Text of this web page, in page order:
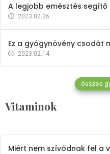
A legjobb emésztés
2023.02.26.
Ez a gyógynövény csodát
2023.02.14.
összes
Vitaminok
Vitaminok
Mindent a B-12
2023.02.27.
Miért nem szívódnak fel a